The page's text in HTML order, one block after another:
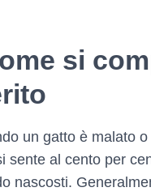
si
un gatto è malato
sente al cento per
nascosti.